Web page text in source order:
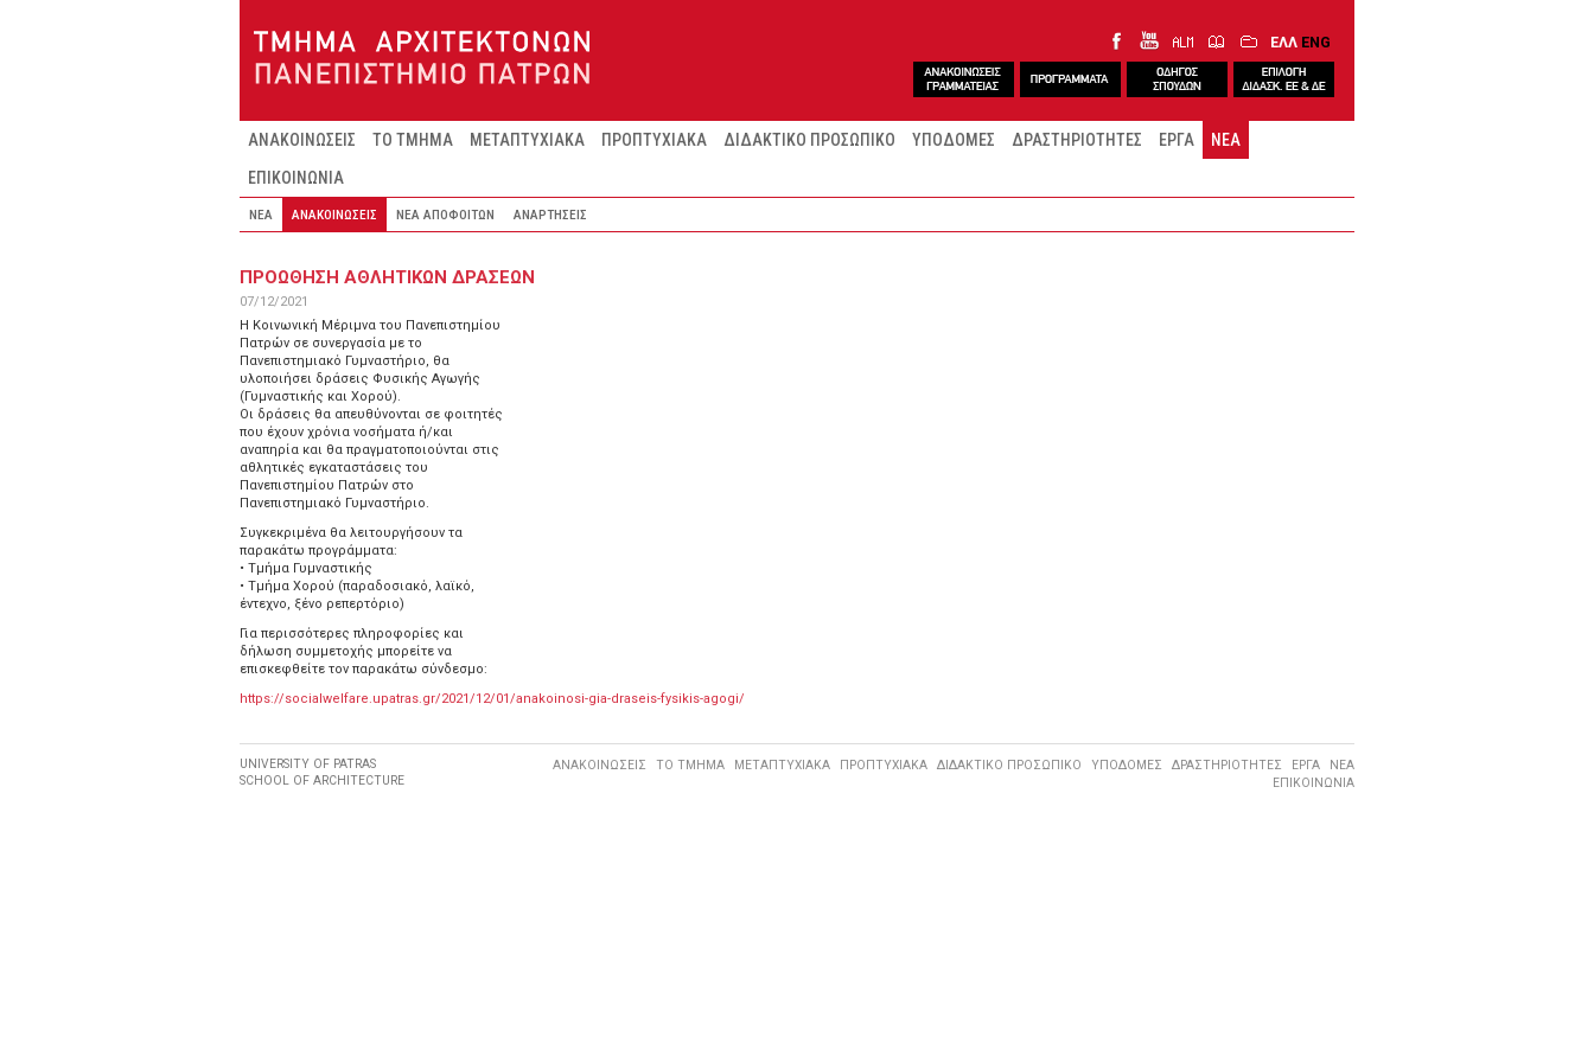
ΕΛΛ ENG
ΑΝΑΚΟΙΝΩΣΕΙΣ ΤΟ ΤΜΗΜΑ ΜΕΤΑΠΤΥΧΙΑΚΑ ΠΡΟΠΤΥΧΙΑΚΑ ΔΙΔΑΚΤΙΚΟ ΠΡΟΣΩΠΙΚΟ ΥΠΟΔΟΜΕΣ ΔΡΑΣΤΗΡΙΟΤΗΤΕΣ ΕΡΓΑ
ΝΕΑ
ΕΠΙΚΟΙΝΩΝΙΑ
ΝΕΑ ΑΝΑΚΟΙΝΩΣΕΙΣ ΝΕΑ ΑΠΟΦΟΙΤΩΝ ΑΝΑΡΤΗΣΕΙΣ
ΠΡΟΩΘΗΣΗ ΑΘΛΗΤΙΚΩΝ ΔΡΑΣΕΩΝ
07/12/2021
Η Κοινωνική Μέριμνα του Πανεπιστημίου
Πατρών σε συνεργασία με το
Πανεπιστημιακό Γυμναστήριο, θα
υλοποιήσει δράσεις Φυσικής Αγωγής
(Γυμναστικής και Χορού).
Οι δράσεις θα απευθύνονται σε φοιτητές
που έχουν χρόνια νοσήματα ή/και
αναπηρία και θα πραγματοποιούνται στις
αθλητικές εγκαταστάσεις του
Πανεπιστημίου Πατρών στο
Πανεπιστημιακό Γυμναστήριο.
Συγκεκριμένα θα λειτουργήσουν τα
παρακάτω προγράμματα:
• Τμήμα Γυμναστικής
• Τμήμα Χορού (παραδοσιακό, λαϊκό,
έντεχνο, ξένο ρεπερτόριο)
Για περισσότερες πληροφορίες και
δήλωση συμμετοχής μπορείτε να
επισκεφθείτε τον παρακάτω σύνδεσμο:
https://socialwelfare.upatras.gr/2021/12/01/anakoinosi-gia-draseis-fysikis-agogi/
ΑΝΑΚΟΙΝΩΣΕΙΣ ΤΟ ΤΜΗΜΑ ΜΕΤΑΠΤΥΧΙΑΚΑ ΠΡΟΠΤΥΧΙΑΚΑ ΔΙΔΑΚΤΙΚΟ ΠΡΟΣΩΠΙΚΟ ΥΠΟΔΟΜΕΣ ΔΡΑΣΤΗΡΙΟΤΗΤΕΣ ΕΡΓΑ
ΝΕΑ
ΕΠΙΚΟΙΝΩΝΙΑ
UNIVERSITY OF PATRAS
SCHOOL OF ARCHITECTURE